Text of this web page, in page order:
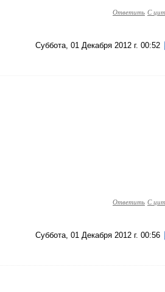
Ответить С
Суббота, 01 Декабря 2012 г. 00:52
Ответить С
Суббота, 01 Декабря 2012 г. 00:56